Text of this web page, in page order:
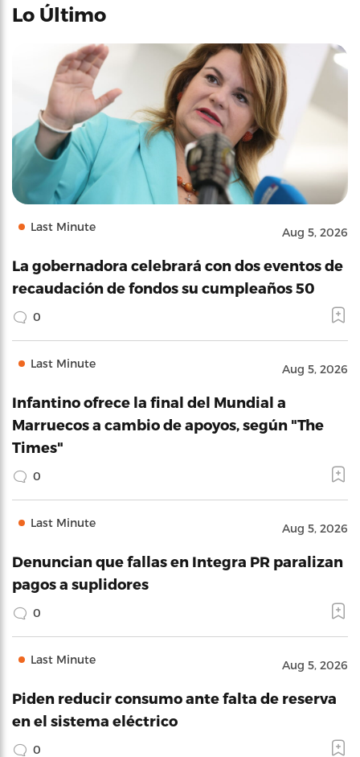
Lo Último
Last Minute Aug 5, 2026
La gobernadora celebrará con dos eventos de
recaudación de fondos su cumpleaños 50
0
Last Minute Aug 5, 2026
Infantino ofrece la final del Mundial a
Marruecos a cambio de apoyos, según "The
Times"
0
Last Minute Aug 5, 2026
Denuncian que fallas en Integra PR paralizan
pagos a suplidores
0
Last Minute Aug 5, 2026
Piden reducir consumo ante falta de reserva
en el sistema eléctrico
0